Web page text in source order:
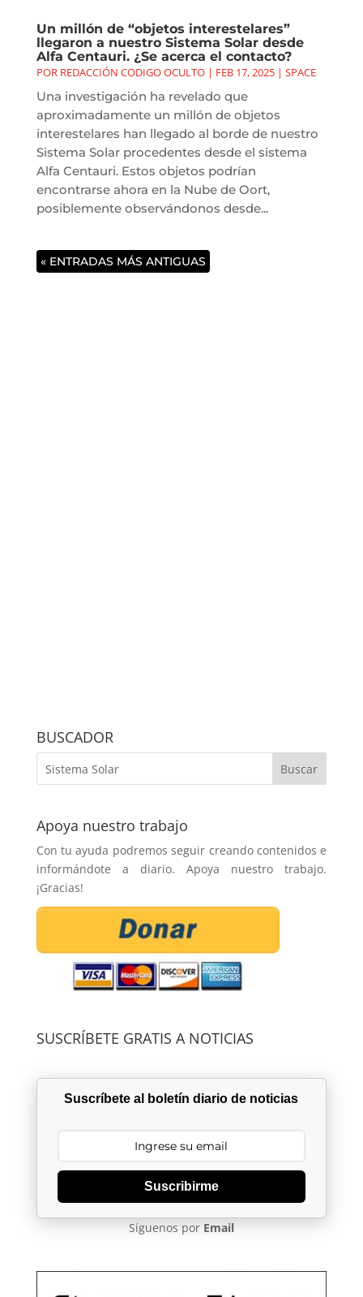
Un millón de “objetos interestelares”
llegaron a nuestro Sistema Solar desde
Alfa Centauri. ¿Se acerca el contacto?
POR REDACCIÓN CODIGO OCULTO| FEB 17, 2025| SPACE
Una investigación ha revelado que
aproximadamente un millón de objetos
interestelares han llegado al borde de nuestro
Sistema Solar procedentes desde el sistema
Alfa Centauri. Estos objetos podrían
encontrarse ahora en la Nube de Oort,
posiblemente observándonos desde...
« ENTRADAS MÁS ANTIGUAS
BUSCADOR
Apoya nuestro trabajo
Con tu ayuda podremos seguir creando contenidos e
informándote a diario. Apoya nuestro trabajo.
¡Gracias!
SUSCRÍBETE GRATIS A NOTICIAS
Suscríbete al boletín diario de noticias
Suscribirme
Síguenos por Email